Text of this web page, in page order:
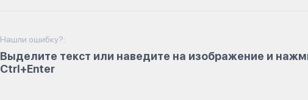
Нашли ошибку?:
Выделите текст или наведите на изображение и
Ctrl+Enter